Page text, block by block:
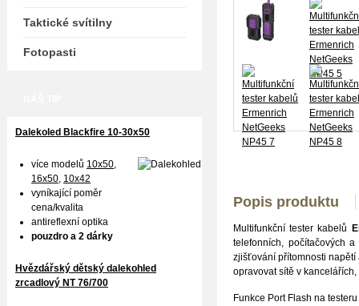
Popis produktu
Multifunkční tester kabelů
telefonních, počítačových
zjišťování přítomnosti napětí
opravovat sítě v
Funkce Port Flash na
Taktické svítilny
Fotopasti
Dalekoled Blackfire 10-30x50
více modelů 10x50,
16x50, 10x42
vyníkající poměr
cena/kvalita
antireflexní optika
pouzdro a 2 dárky
Hvězdářský dětský dalekohled
zrcadlový NT 76/700